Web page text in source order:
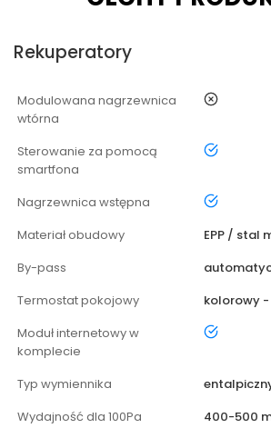
Rekuperatory
Modulowana nagrzewnica
wtórna
nie
Sterowanie za pomocą
smartfona
tak
Nagrzewnica wstępna
tak
Materiał obudowy
EPP / stal
By-pass
Termostat pokojowy
kolorowy -
Moduł internetowy w
komplecie
tak
Typ wymiennika
Wydajność dla 100Pa
400-500